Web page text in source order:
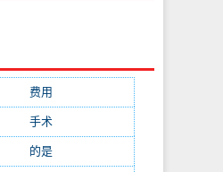
费用
手术(1536)
的是(1059)